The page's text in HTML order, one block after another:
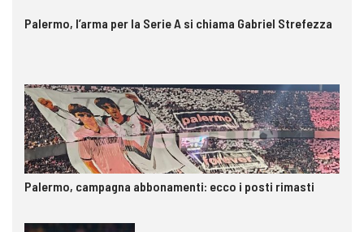
Palermo, l’arma per la Serie A si chiama Gabriel Strefezza
Palermo, campagna abbonamenti: ecco i posti rimasti